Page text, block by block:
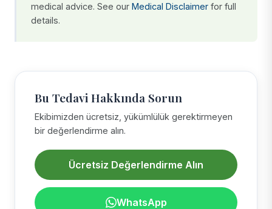
medical advice. See our Medical Disclaimer for full
details.
Bu Tedavi Hakkında Sorun
Ekibimizden ücretsiz, yükümlülük gerektirmeyen
bir değerlendirme alın.
Ücretsiz Değerlendirme Alın
WhatsApp